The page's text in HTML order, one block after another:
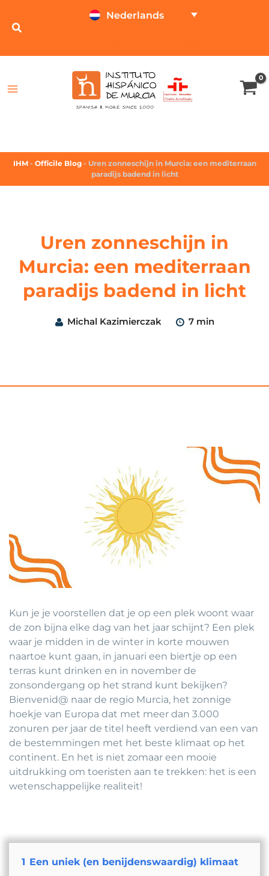
Nederlands
IHM - Officile Blog - Uren zonneschijn in Murcia: een mediterraan
paradijs badend in licht
Uren zonneschijn in
Murcia: een mediterraan
paradijs badend in licht
Michal Kazimierczak 7 min
Kun je je voorstellen dat je op een plek woont waar
de zon bijna elke dag van het jaar schijnt? Een plek
waar je midden in de winter in korte mouwen
naartoe kunt gaan, in januari een biertje op een
terras kunt drinken en in november de
zonsondergang op het strand kunt bekijken?
Bienvenid@ naar de regio Murcia, het zonnige
hoekje van Europa dat met meer dan 3.000
zonuren per jaar de titel heeft verdiend van een van
de bestemmingen met het beste klimaat op het
continent. En het is niet zomaar een mooie
uitdrukking om toeristen aan te trekken: het is een
wetenschappelijke realiteit!
1 Een uniek (en benijdenswaardig) klimaat